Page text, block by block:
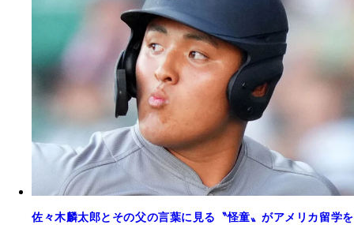
佐々木麟太郎とその父の言葉に見る〝怪童〟がアメリカ留学を